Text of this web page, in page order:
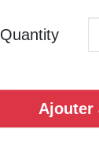
Quantity
Ajouter